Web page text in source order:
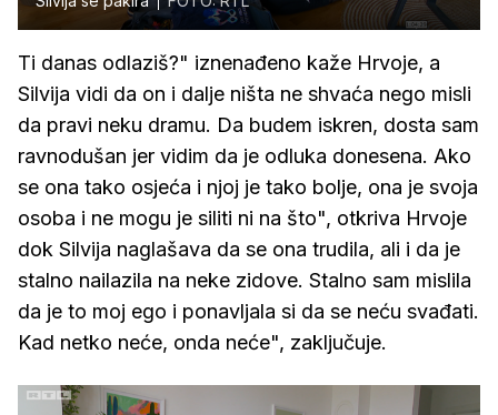
Ti danas odlaziš?" iznenađeno kaže Hrvoje, a
Silvija vidi da on i dalje ništa ne shvaća nego misli
da pravi neku dramu. Da budem iskren, dosta sam
ravnodušan jer vidim da je odluka donesena. Ako
se ona tako osjeća i njoj je tako bolje, ona je svoja
osoba i ne mogu je siliti ni na što", otkriva Hrvoje
dok Silvija naglašava da se ona trudila, ali i da je
stalno nailazila na neke zidove. Stalno sam mislila
da je to moj ego i ponavljala si da se neću svađati.
Kad netko neće, onda neće", zaključuje.